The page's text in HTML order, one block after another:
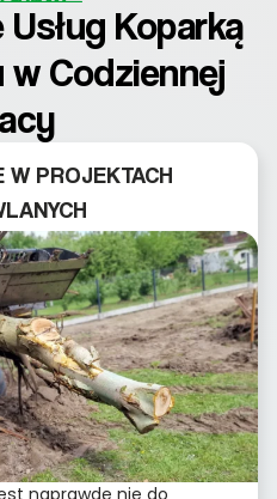
Koparką
Codziennej
W PROJEKTACH